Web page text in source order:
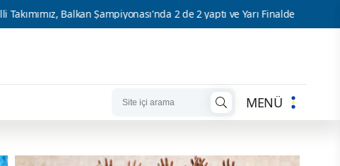
2 de 2 yaptı ve Yarı Finalde U17 Kız Milli
MENÜ